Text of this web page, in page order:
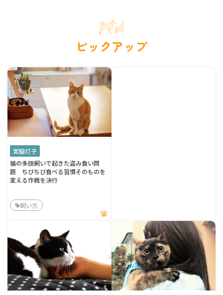
ピックアップ
宮脇灯子
猫の多頭飼いで起きた盗み食い問
題 ちびちび食べる習慣そのものを
変える作戦を決行
飼い方